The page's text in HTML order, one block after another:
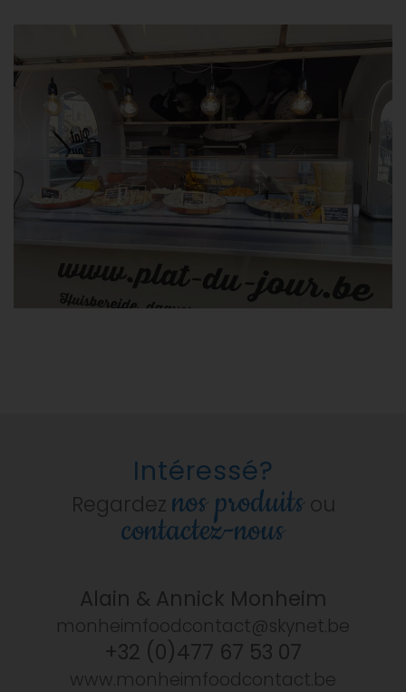
Intéressé?
Regardez nos produitsou
contactez-nous
Alain & Annick Monheim
monheimfoodcontact@skynet.be
+32 (0)477 67 53 07
www.monheimfoodcontact.be